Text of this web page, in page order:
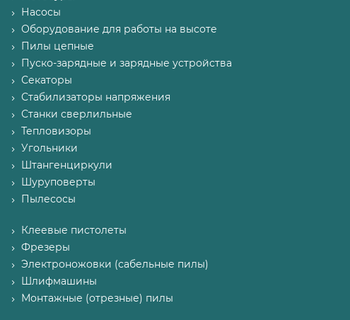
Насосы
Оборудование для работы на высоте
Пилы цепные
Пуско-зарядные и зарядные устройства
Секаторы
Стабилизаторы напряжения
Станки сверлильные
Тепловизоры
Угольники
Штангенциркули
Шуруповерты
Пылесосы
Клеевые пистолеты
Фрезеры
Электроножовки (сабельные пилы)
Шлифмашины
Монтажные (отрезные) пилы